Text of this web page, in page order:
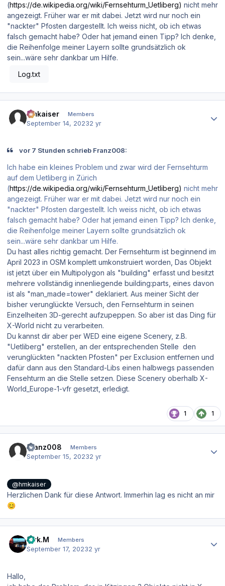
(https://de.wikipedia.org/wiki/Fernsehturm_Uetliberg) nicht mehr
angezeigt. Früher war er mit dabei. Jetzt wird nur noch ein
"nackter" Pfosten dargestellt. Ich weiss nicht, ob ich etwas
falsch gemacht habe? Oder hat jemand einen Tipp? Ich denke,
die Reihenfolge meiner Layern sollte grundsätzlich ok
sein...wäre sehr dankbar um Hilfe.
Log.txt
hmkaiser Members
September 14, 20232 yr
vor 7 Stunden schrieb Franz008:
Ich habe ein kleines Problem und zwar wird der Fernsehturm
auf dem Uetliberg in Zürich
(https://de.wikipedia.org/wiki/Fernsehturm_Uetliberg) nicht mehr
angezeigt. Früher war er mit dabei. Jetzt wird nur noch ein
"nackter" Pfosten dargestellt. Ich weiss nicht, ob ich etwas
falsch gemacht habe? Oder hat jemand einen Tipp? Ich denke,
die Reihenfolge meiner Layern sollte grundsätzlich ok
sein...wäre sehr dankbar um Hilfe.
Du hast alles richtig gemacht. Der Fernsehturm ist beginnend im
April 2023 in OSM komplett umkonstruiert worden, Das Objekt
ist jetzt über ein Multipolygon als "building" erfasst und besitzt
mehrere vollständig innenliegende building:parts, eines davon
ist als "man_made=tower" deklariert. Aus meiner Sicht der
bisher verunglückte Versuch, den Fernsehturm in seinen
Einzelheiten 3D-gerecht aufzupeppen. So aber ist das Ding für
X-World nicht zu verarbeiten.
Du kannst dir aber per WED eine eigene Scenery, z.B.
"Uetliberg" erstellen, an der entsprechenden Stelle den
verunglückten "nackten Pfosten" per Exclusion entfernen und
dafür dann aus den Standard-Libs einen halbwegs passenden
Fensehturm an die Stelle setzen. Diese Scenery oberhalb X-
World_Europe-1-vfr gesetzt, erledigt.
1 1
Franz008 Members
September 15, 20232 yr
@hmkaiser
Herzlichen Dank für diese Antwort. Immerhin lag es nicht an mir
😊
Dirk.M Members
September 17, 20232 yr
Hallo,